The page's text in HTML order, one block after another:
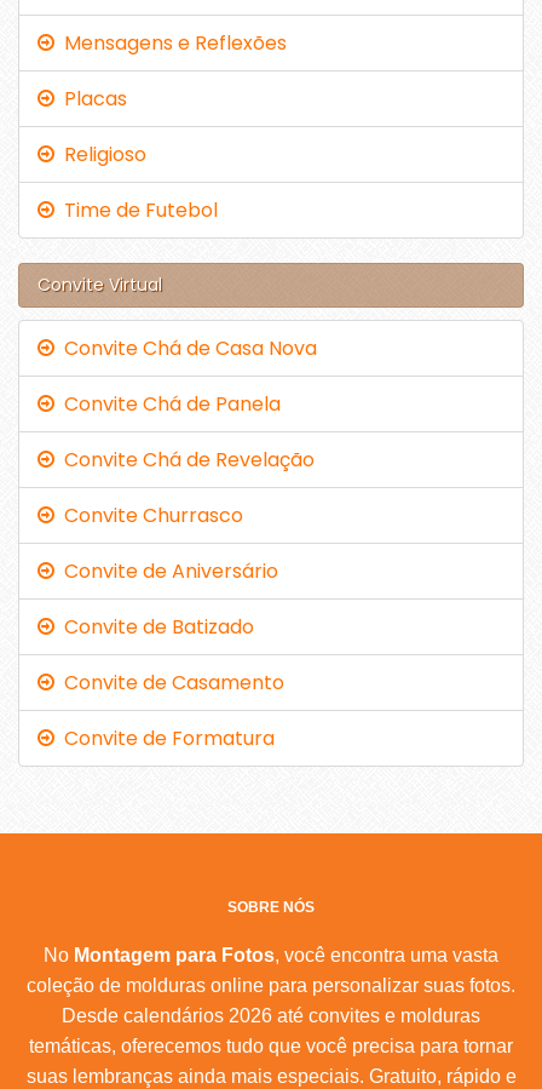
Mensagens e Reflexões
Placas
Religioso
Time de Futebol
Convite Virtual
Convite Chá de Casa Nova
Convite Chá de Panela
Convite Chá de Revelação
Convite Churrasco
Convite de Aniversário
Convite de Batizado
Convite de Casamento
Convite de Formatura
SOBRE NÓS
No Montagem para Fotos, você encontra uma vasta
coleção de molduras online para personalizar suas fotos.
Desde calendários 2026 até convites e molduras
temáticas, oferecemos tudo que você precisa para tornar
suas lembranças ainda mais especiais. Gratuito, rápido e